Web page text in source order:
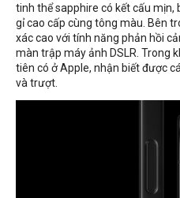
tinh thể sapphire có kết cấu mịn,
gỉ cao cấp cùng tông màu. Bên
xác cao với tính năng phản hồi
màn trập máy ảnh DSLR. Trong
tiên có ở Apple, nhận biết được
và trượt.